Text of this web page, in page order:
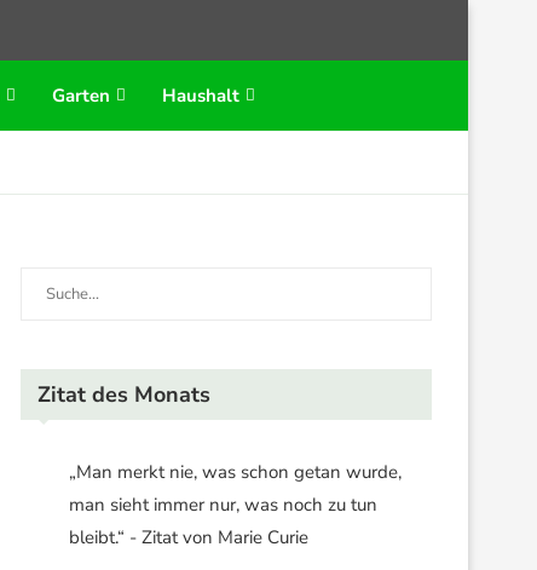
Garten Haushalt
Zitat des Monats
„Man merkt nie, was schon getan wurde,
man sieht immer nur, was noch zu tun
bleibt.“ - Zitat von Marie Curie